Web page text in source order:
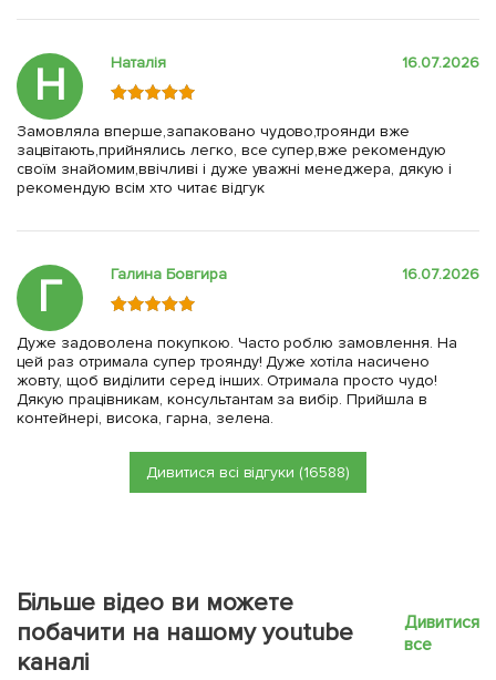
Н Наталія 16.07.2026
Замовляла вперше,запаковано чудово,троянди вже
зацвітають,прийнялись легко, все супер,вже рекомендую
своїм знайомим,ввічливі і дуже уважні менеджера, дякую і
рекомендую всім хто читає відгук
Г Галина Бовгира 16.07.2026
Дуже задоволена покупкою. Часто роблю замовлення. На
цей раз отримала супер троянду! Дуже хотіла насичено
жовту, щоб виділити серед інших. Отримала просто чудо!
Дякую працівникам, консультантам за вибір. Прийшла в
контейнері, висока, гарна, зелена.
Дивитися всі відгуки (16588)
Більше відео ви можете
побачити на нашому youtube
каналі
Дивитися
все